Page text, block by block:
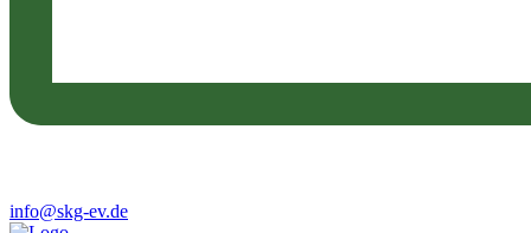
info@skg-ev.de